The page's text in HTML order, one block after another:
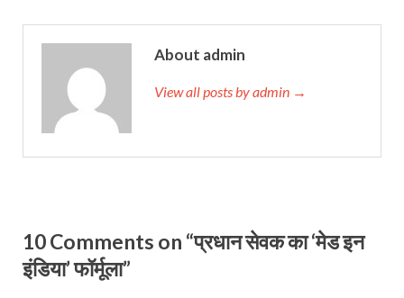
About admin
View all posts by admin →
10 Comments on “प्रधान सेवक का ‘मेड इन
इंडिया’ फॉर्मूला”